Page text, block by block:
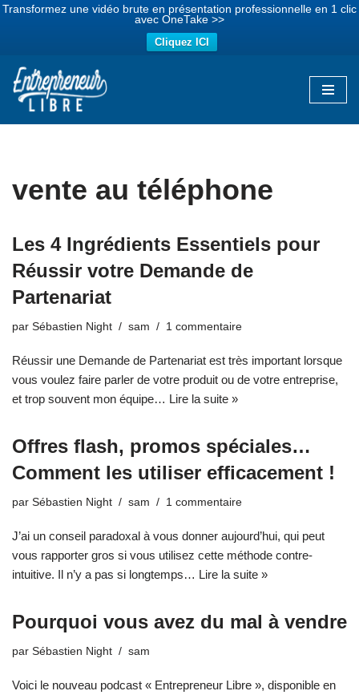
Transformez une vidéo brute en présentation professionnelle en 1 clic
avec OneTake >>
Cliquez ICI
Aller
vente au téléphone
Les 4 Ingrédients Essentiels pour
Réussir votre Demande de
Partenariat
par Sébastien Night sam 1 commentaire
Réussir une Demande de Partenariat est très important lorsque
vous voulez faire parler de votre produit ou de votre entreprise,
et trop souvent mon équipe… Lire la suite »
Offres flash, promos spéciales…
Comment les utiliser efficacement !
par Sébastien Night sam 1 commentaire
J’ai un conseil paradoxal à vous donner aujourd’hui, qui peut
vous rapporter gros si vous utilisez cette méthode contre-
intuitive. Il n’y a pas si longtemps… Lire la suite »
Pourquoi vous avez du mal à vendre
par Sébastien Night sam
Voici le nouveau podcast « Entrepreneur Libre », disponible en